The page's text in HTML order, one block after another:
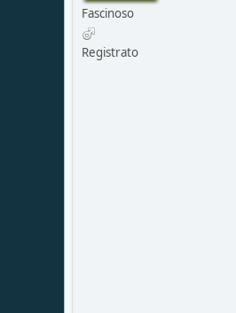
Fascinoso
Registrato